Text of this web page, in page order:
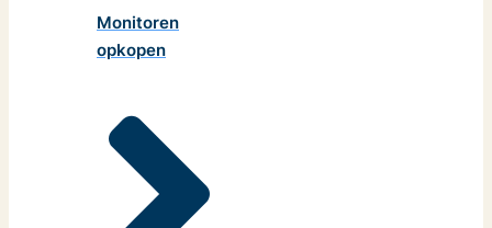
Monitoren
opkopen